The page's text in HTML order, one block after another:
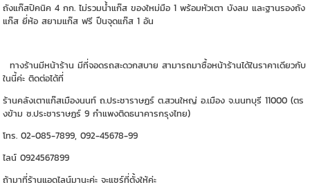
ถังแก๊สปิคนิค 4 กก. ไม่รวมน้ำแก๊ส ของใหม่มือ 1 พร้อมหัวเตา บังลม และฐานรองถัง
แก๊ส ยี่ห้อ สยามแก๊ส ฟรี ปืนจุดแก๊ส 1 อัน
ทางร้านมีหน้าร้าน มีที่จอดรถสะดวกสบาย สามารถมาซื้อหน้าร้านได้ในราคาเดียวกับ
ในนี้ค่ะ ติดต่อได้ที่
ร้านคลังเตาแก๊สเมืองนนท์ ถ.ประชาราษฏร์ ต.สวนใหญ่ อ.เมือง จ.นนทบุรี 11000 (ตร
งข้าม ซ.ประชาราษฏร์ 9 กำแพงติดธนาคารกรุงไทย)
โทร. 02-085-7899, 092-45678-99
ไลน์ 0924567899
ถ้ามาที่ร้านแอดไลน์มานะค่ะ จะแชร์ที่ตั้งให้ค่ะ